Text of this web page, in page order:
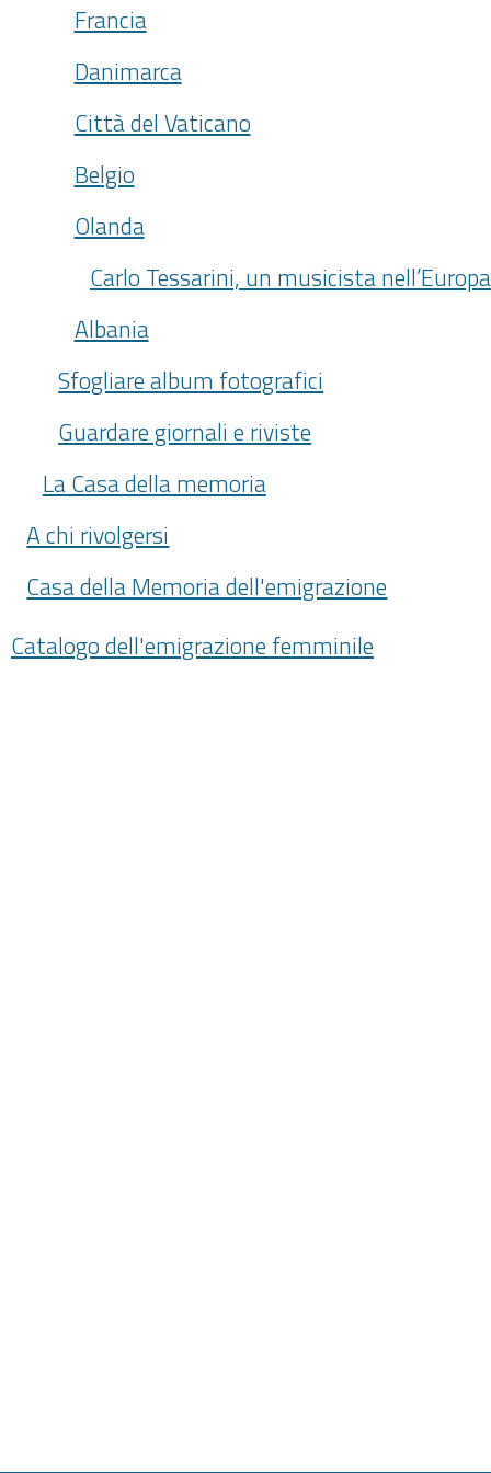
Francia
Danimarca
Città del Vaticano
Belgio
Olanda
Carlo Tessarini, un musicista
Albania
Sfogliare album fotografici
Guardare giornali e riviste
La Casa della memoria
A chi rivolgersi
Casa della Memoria dell'emigrazione
Catalogo dell'emigrazione femminile